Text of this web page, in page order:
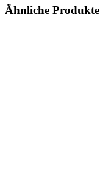
Ähnliche Produkte